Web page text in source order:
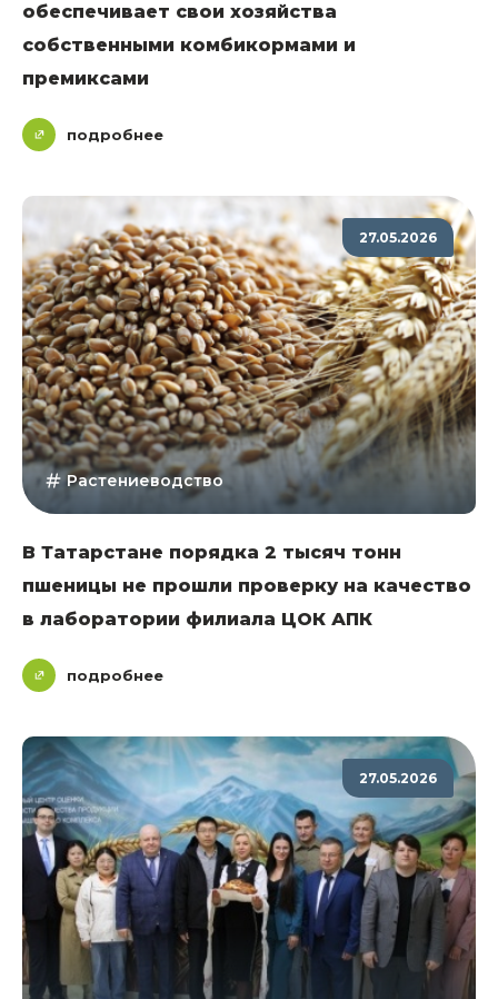
обеспечивает свои хозяйства
собственными комбикормами и
премиксами
подробнее
27.05.2026
Растениеводство
В Татарстане порядка 2 тысяч тонн
пшеницы не прошли проверку на качество
в лаборатории филиала ЦОК АПК
подробнее
27.05.2026